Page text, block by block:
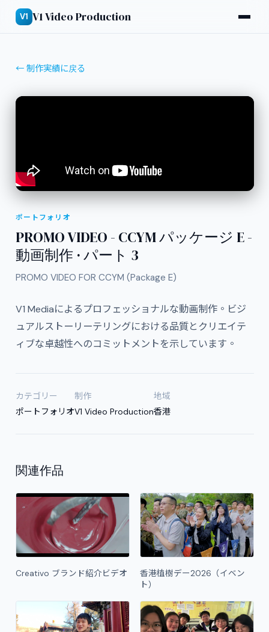
V1 V1 Video Production
← 制作実績に戻る
ポートフォリオ
PROMO VIDEO - CCYM パッケージ E -
動画制作 · パート 3
PROMO VIDEO FOR CCYM (Package E)
V1 Mediaによるプロフェッショナルな動画制作。ビジ
ュアルストーリーテリングにおける品質とクリエイテ
ィブな卓越性へのコミットメントを示しています。
カテゴリー
ポートフォリオ
制作
V1 Video Production
地域
香港
関連作品
Creativo ブランド紹介ビデオ
香港植樹デー2026（イベン
ト）